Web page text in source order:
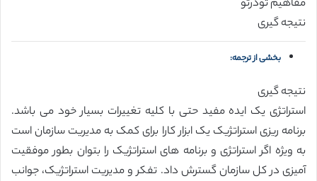
مفاهیم تودرتو
نتیجه گیری
بخشی از ترجمه:
نتیجه گیری
استراتژی یک ایده مفید حتی با کلیه تغییرات بسیار خود می باشد.
برنامه ریزی استراتژیک یک ابزار کارا برای کمک به مدیریت سازمان است
به ویژه اگر استراتژی و برنامه های استراتژیک را بتوان بطور موفقیت
آمیزی در کل سازمان گسترش داد. تفکر و مدیریت استراتژیک، جوانب